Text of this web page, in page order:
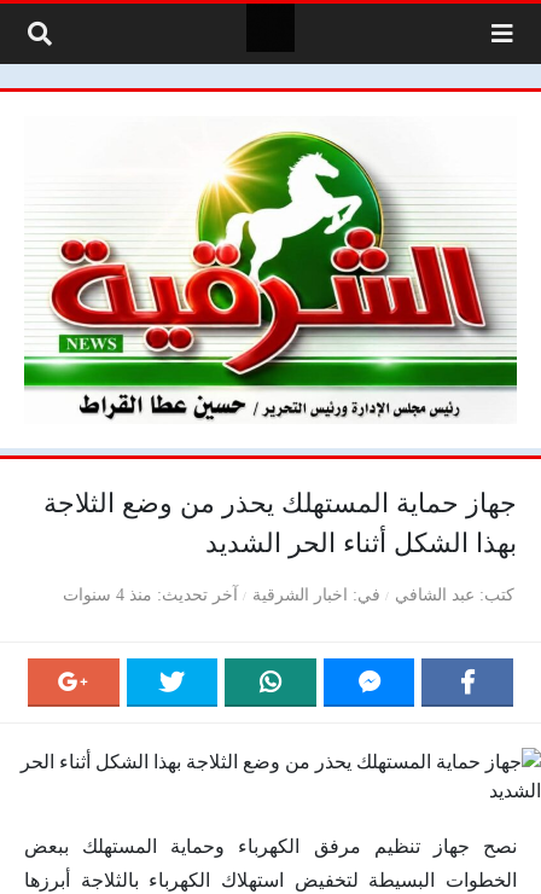
جهاز حماية المستهلك يحذر من وضع الثلاجة
بهذا الشكل أثناء الحر الشديد
كتب عبد الشافي في اخبار الشرقية آخر تحديث منذ 4 سنوات
نصح جهاز تنظيم مرفق الكهرباء وحماية المستهلك ببعض
الخطوات البسيطة لتخفيض استهلاك الكهرباء بالثلاجة أبرزها